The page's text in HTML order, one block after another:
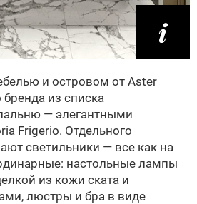
и островом от Aster
из списка
— элегантными
Frigerio. Отдельного
светильники — все как на
настольные лампы
из кожи ската и
люстры и бра в виде